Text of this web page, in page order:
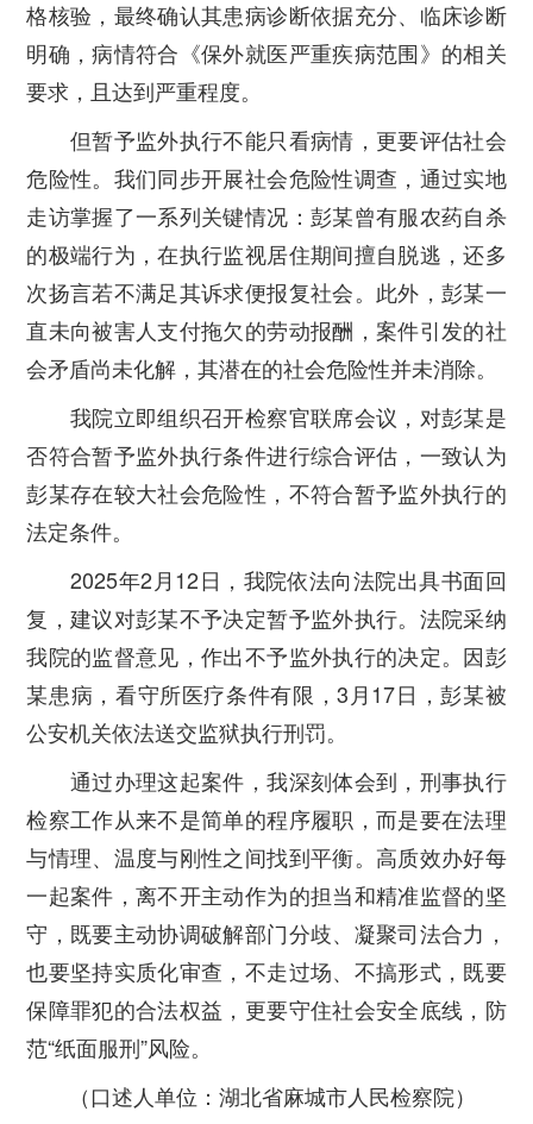
格核验，最终确认其患病诊断依据充分、临床诊断
明确，病情符合《保外就医严重疾病范围》的相关
要求，且达到严重程度。
但暂予监外执行不能只看病情，更要评估社会
危险性。我们同步开展社会危险性调查，通过实地
走访掌握了一系列关键情况：彭某曾有服农药自杀
的极端行为，在执行监视居住期间擅自脱逃，还多
次扬言若不满足其诉求便报复社会。此外，彭某一
直未向被害人支付拖欠的劳动报酬，案件引发的社
会矛盾尚未化解，其潜在的社会危险性并未消除。
我院立即组织召开检察官联席会议，对彭某是
否符合暂予监外执行条件进行综合评估，一致认为
彭某存在较大社会危险性，不符合暂予监外执行的
法定条件。
2025年2月12日，我院依法向法院出具书面回
复，建议对彭某不予决定暂予监外执行。法院采纳
我院的监督意见，作出不予监外执行的决定。因彭
某患病，看守所医疗条件有限，3月17日，彭某被
公安机关依法送交监狱执行刑罚。
通过办理这起案件，我深刻体会到，刑事执行
检察工作从来不是简单的程序履职，而是要在法理
与情理、温度与刚性之间找到平衡。高质效办好每
一起案件，离不开主动作为的担当和精准监督的坚
守，既要主动协调破解部门分歧、凝聚司法合力，
也要坚持实质化审查，不走过场、不搞形式，既要
保障罪犯的合法权益，更要守住社会安全底线，防
范“纸面服刑”风险。
（口述人单位：湖北省麻城市人民检察院）